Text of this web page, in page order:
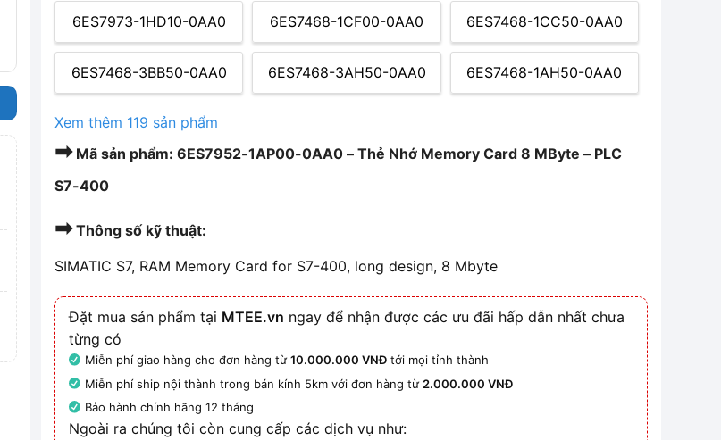
6ES7973-1HD10-0AA0 6ES7468-1CF00-0AA0 6ES7468-1CC50-0AA0
6ES7468-3BB50-0AA0 6ES7468-3AH50-0AA0 6ES7468-1AH50-0AA0
Xem thêm 119 sản phẩm
➡Mã sản phẩm: 6ES7952-1AP00-0AA0 – Thẻ Nhớ Memory Card 8 MByte – PLC
S7-400
➡Thông số kỹ thuật:
SIMATIC S7, RAM Memory Card for S7-400, long design, 8 Mbyte
Đặt mua sản phẩm tại MTEE.vn ngay để nhận được các ưu đãi hấp dẫn nhất chưa
từng có
Miễn phí giao hàng cho đơn hàng từ10.000.000 VNĐ tới mọi tỉnh thành
Miễn phí ship nội thành trong bán kính 5km với đơn hàng từ 2.000.000 VNĐ
Bảo hành chính hãng 12 tháng
Ngoài ra chúng tôi còn cung cấp các dịch vụ như: